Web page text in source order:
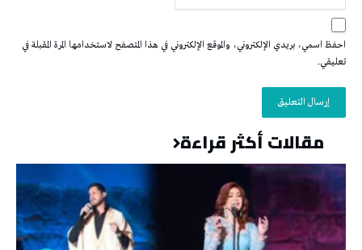
احفظ اسمي، بريدي الإلكتروني، والموقع الإلكتروني في هذا المتصفح لاستخدامها المرة المقبلة في
تعليقي.
مقالات أكثر قراءة